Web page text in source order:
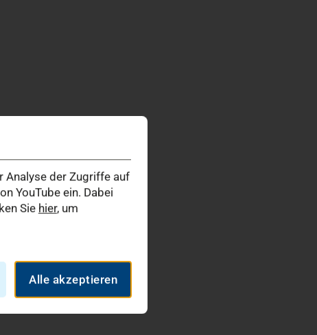
Analyse der Zugriffe auf
YouTube ein. Dabei
Sie hier, um
Alle akzeptieren